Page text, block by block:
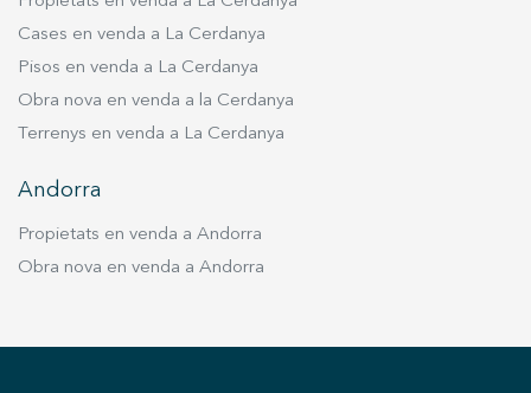
Cases en venda a La Cerdanya
Pisos en venda a La Cerdanya
Obra nova en venda a la Cerdanya
Terrenys en venda a La Cerdanya
Andorra
Propietats en venda a Andorra
Obra nova en venda a Andorra